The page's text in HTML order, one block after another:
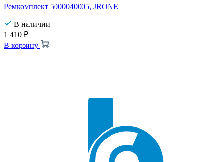
Ремкомплект 5000040005, JRONE
В наличии
1 410 ₽
В корзину